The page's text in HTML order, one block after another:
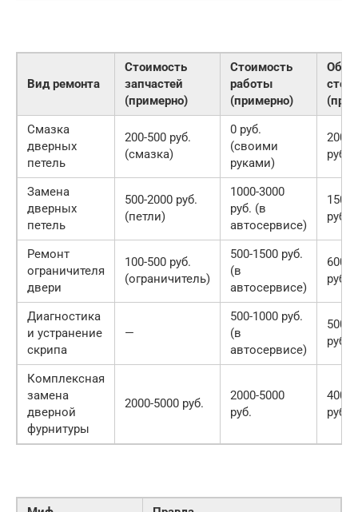
Вид ремонта
Стоимость
запчастей
(примерно)
Стоимость
работы
(примерно)
Смазка
дверных
петель
200-500 руб.
(смазка)
0 руб.
(своими
руками)
200-
руб.
Замена
дверных
петель
500-2000 руб.
(петли)
1000-3000
руб. (в
автосервисе)
руб.
Ремонт
ограничителя
двери
100-500 руб.
(ограничитель)
500-1500 руб.
(в
автосервисе)
600-
руб.
Диагностика
и устранение
скрипа
—
500-1000 руб.
(в
автосервисе)
500-
руб.
Комплексная
замена
дверной
фурнитуры
2000-5000 руб.
2000-5000
руб.
руб.